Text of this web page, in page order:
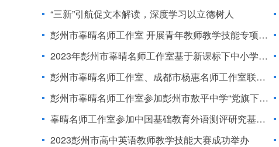
“三新”引航促文本解读，深度学习以立德树人
彭州市辜晴名师工作室 开展青年教师教学技能专项指导活动
2023年彭州市辜晴名师工作室基于新课标下中小学单元教学设计与项目化学习高级研修班圆满举行
彭州市辜晴名师工作室、成都市杨惠名师工作室联合教研暨彭州市双新背景下基于学困生教学的研讨活动
彭州市辜晴名师工作室参加彭州市敖平中学“党旗下成长·锋芒初露” 青年教师赛课活动
辜晴名师工作室参加中国基础教育外语测评研究基金第三期协同课题专家指导暨成都市基于诊断测评的补偿式教学主题教研活动
2023彭州市高中英语教师教学技能大赛成功举办